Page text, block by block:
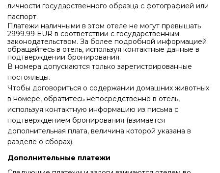
личности государственного образца с фотографией или
паспорт.
Платежи наличными в этом отеле не могут превышать
2999.99 EUR в соответствии с государственным
законодательством. За более подробной информацией
обращайтесь в отель, используя контактные данные в
подтверждении бронирования.
В номера допускаются только зарегистрированные
постояльцы.
Чтобы договориться о содержании домашних животных
в номере, обратитесь непосредственно в отель,
используя контактную информацию из письма с
подтверждением бронирования (взимается
дополнительная плата, величина которой указана в
разделе о сборах).
Дополнительные платежи